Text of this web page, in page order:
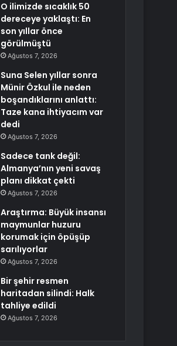
O ilimizde sıcaklık 50
dereceye yaklaştı: En
son yıllar önce
görülmüştü
Ağustos 7, 2026
Suna Selen yıllar sonra
Münir Özkul ile neden
boşandıklarını anlattı:
Taze kana ihtiyacım var
dedi
Ağustos 7, 2026
Sadece tank değil:
Almanya’nın yeni savaş
planı dikkat çekti
Ağustos 7, 2026
Araştırma: Büyük insansı
maymunlar huzuru
korumak için öpüşüp
sarılıyorlar
Ağustos 7, 2026
Bir şehir resmen
haritadan silindi: Halk
tahliye edildi
Ağustos 7, 2026